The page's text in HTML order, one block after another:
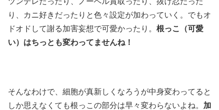
り、カニ好きだったりと色々設定が加わっていく。でもオ
ドオドして謝る加害妄想で可愛かったり。 根っこ（可愛
い）はちっとも変わってませんね！
そんなわけで、細胞が真新しくなろうが中身変わってると
しか思えなくても根っこの部分は早々変わらないよね。 加